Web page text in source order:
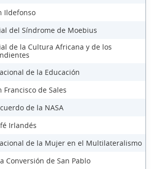
Ildefonso
del Síndrome de Moebius
de la Cultura Africana y de los
de la Educación
Francisco de Sales
de la NASA
Irlandés
de la Mujer en el Multilateralismo
Conversión de San Pablo